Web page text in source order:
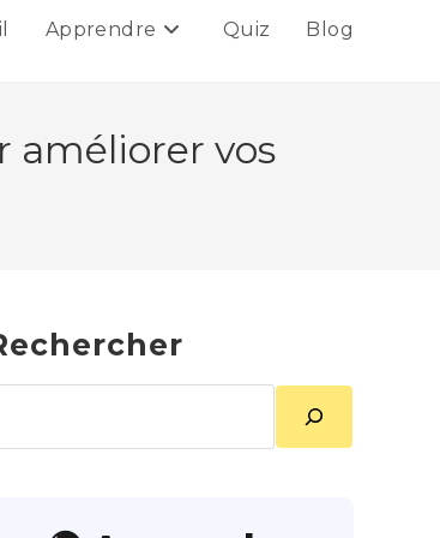
Apprendre Quiz Blog
améliorer vos